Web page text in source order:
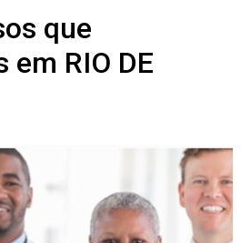
que
RIO DE